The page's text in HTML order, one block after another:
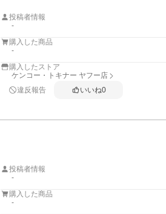
投稿者情報
-
購入した商品
-
購入したストア
ケンコー・トキナー ヤフー店
違反報告
いいね0
投稿者情報
-
購入した商品
-